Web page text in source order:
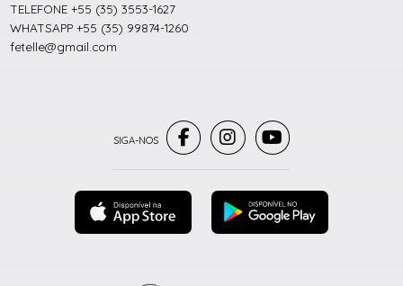
TELEFONE +55 (35) 3553-1627
WHATSAPP +55 (35) 99874-1260
fetelle@gmail.com